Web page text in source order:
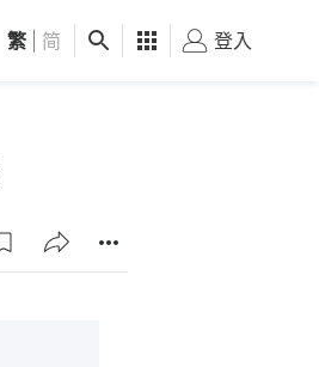
觀點 健康 好食玩飛
繁 简 登入